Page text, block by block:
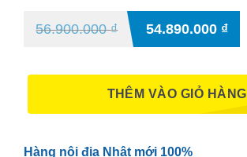
56.900.000₫ 54.890.000 ₫
THÊM VÀO GIỎ HÀNG
Hàng nội địa Nhật mới 100%